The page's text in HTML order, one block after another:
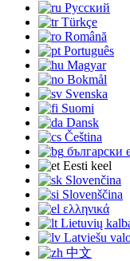
Русский
Türkçe
Română
Português
Magyar
Bokmål
Svenska
Suomi
Dansk
Čeština
български
Eesti keel
Slovenčina
Slovenščina
ελληνικά
Lietuvių
Latviešu
中文